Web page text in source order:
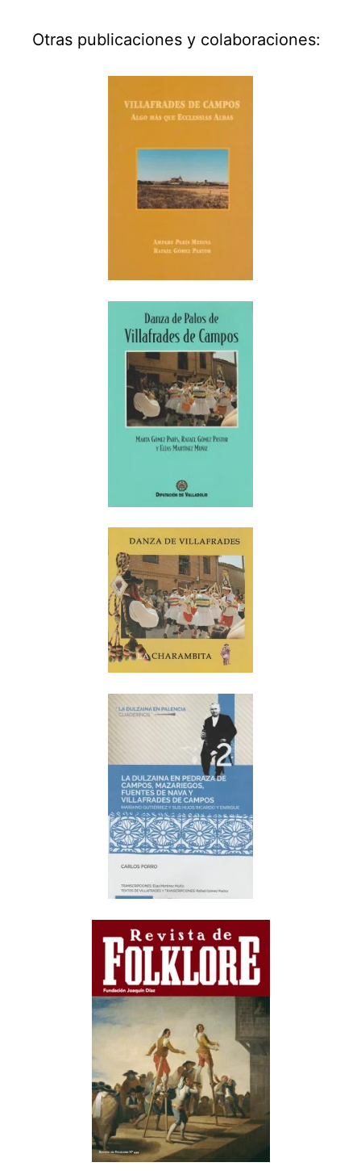
Otras publicaciones y colaboraciones: